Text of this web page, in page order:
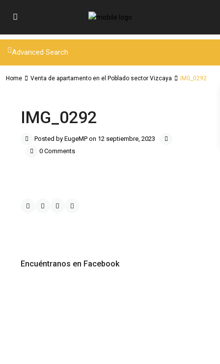
Advanced Search
Home Venta de apartamento en el Poblado sector Vizcaya IMG_0292
IMG_0292
Posted by EugeMP on 12 septiembre, 2023
0 Comments
Encuéntranos en Facebook